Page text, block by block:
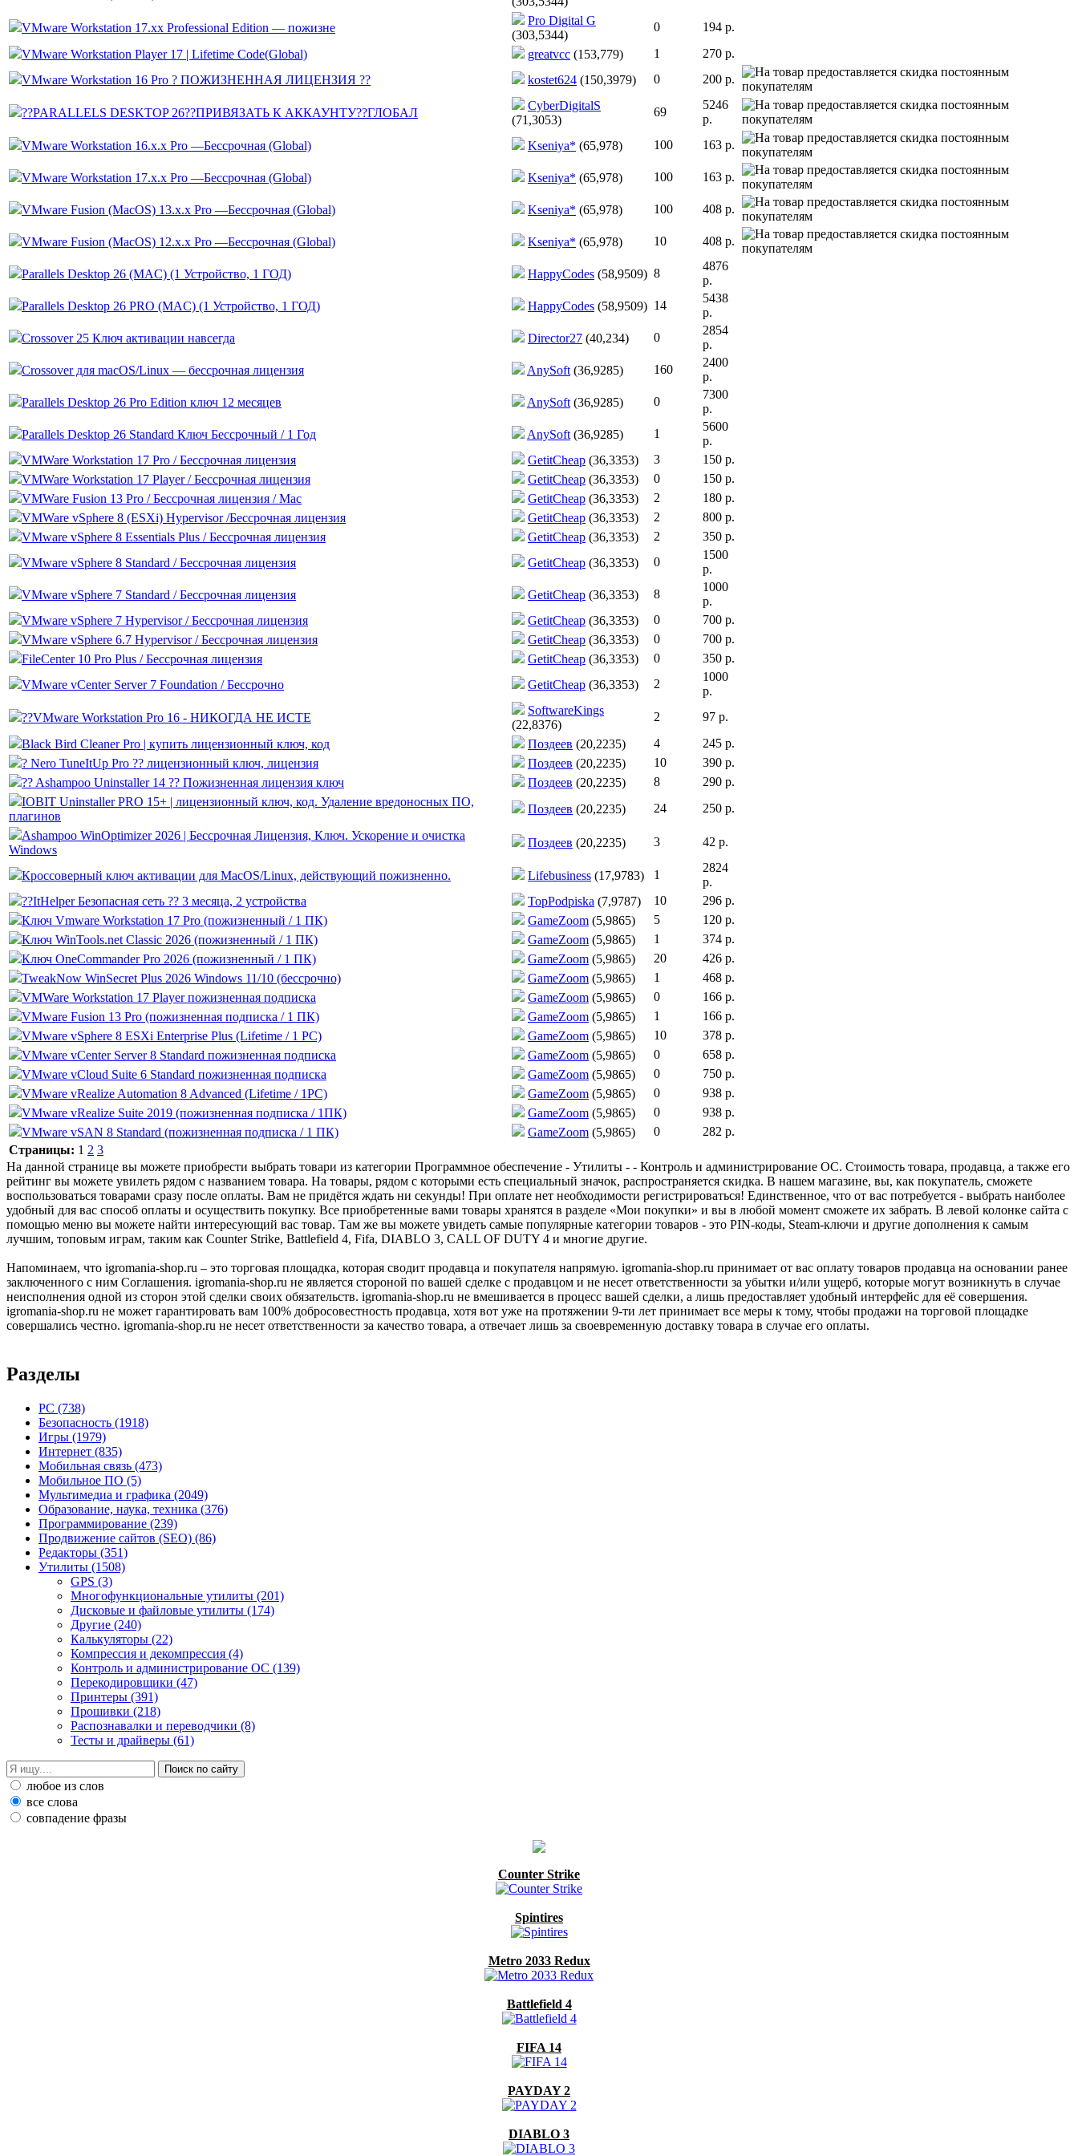
VMware Workstation 17.xx Professional Edition — пожизне
Pro Digital G
(303,5344)
0
194 р.
VMware Workstation Player 17 | Lifetime Code(Global)
greatvcc (153,779) 1
270 р.
VMware Workstation 16 Pro ? ПОЖИЗНЕННАЯ ЛИЦЕНЗИЯ ??
kostet624 (150,3979) 0 200 р.
??PARALLELS DESKTOP 26??ПРИВЯЗАТЬ К АККАУНТУ??ГЛОБАЛ
CyberDigitalS
(71,3053)
69
5246
р.
VMware Workstation 16.x.x Pro —Бессрочная (Global)
Kseniya* (65,978) 100 163 р.
VMware Workstation 17.x.x Pro —Бессрочная (Global) Kseniya* (65,978) 100 163 р.
VMware Fusion (MacOS) 13.x.x Pro —Бессрочная (Global) Kseniya* (65,978) 100 408 р.
VMware Fusion (MacOS) 12.x.x Pro —Бессрочная (Global) Kseniya* (65,978) 10 408 р.
Parallels Desktop 26 (MAC) (1 Устройство, 1 ГОД) HappyCodes (58,9509) 8
4876
р.
Parallels Desktop 26 PRO (MAC) (1 Устройство, 1 ГОД)
HappyCodes (58,9509) 14
5438
р.
Crossover 25 Ключ активации навсегда
Director27 (40,234) 0
2854
р.
Crossover для macOS/Linux — бессрочная лицензия
AnySoft (36,9285) 160
2400
р.
Parallels Desktop 26 Pro Edition ключ 12 месяцев
AnySoft (36,9285) 0
7300
р.
Parallels Desktop 26 Standard Ключ Бессрочный / 1 Год
AnySoft (36,9285) 1
5600
р.
VMWare Workstation 17 Pro / Бессрочная лицензия
GetitCheap (36,3353) 3
150 р.
VMWare Workstation 17 Player / Бессрочная лицензия
GetitCheap (36,3353) 0
150 р.
VMWare Fusion 13 Pro / Бессрочная лицензия / Mac
GetitCheap (36,3353) 2
180 р.
VMWare vSphere 8 (ESXi) Hypervisor /Бессрочная лицензия
GetitCheap (36,3353) 2
800 р.
VMware vSphere 8 Essentials Plus / Бессрочная лицензия
GetitCheap (36,3353) 2
350 р.
VMware vSphere 8 Standard / Бессрочная лицензия
GetitCheap (36,3353) 0
1500
р.
VMware vSphere 7 Standard / Бессрочная лицензия
GetitCheap (36,3353) 8
1000
р.
VMware vSphere 7 Hypervisor / Бессрочная лицензия
GetitCheap (36,3353) 0
700 р.
VMware vSphere 6.7 Hypervisor / Бессрочная лицензия
GetitCheap (36,3353) 0
700 р.
FileCenter 10 Pro Plus / Бессрочная лицензия
GetitCheap (36,3353) 0
350 р.
VMware vCenter Server 7 Foundation / Бессрочно
GetitCheap (36,3353) 2
1000
р.
??VMware Workstation Pro 16 - НИКОГДА НЕ ИСТЕ
SoftwareKings
(22,8376)
2
97 р.
Black Bird Cleaner Pro | купить лицензионный ключ, код
Поздеев (20,2235) 4
245 р.
? Nero TuneItUp Pro ?? лицензионный ключ, лицензия
Поздеев (20,2235) 10
390 р.
?? Ashampoo Uninstaller 14 ?? Пожизненная лицензия ключ
Поздеев (20,2235) 8
290 р.
IOBIT Uninstaller PRO 15+ | лицензионный ключ, код. Удаление вредоносных ПО,
плагинов
Поздеев (20,2235) 24
250 р.
Ashampoo WinOptimizer 2026 | Бессрочная Лицензия, Ключ. Ускорение и очистка
Windows
Поздеев (20,2235) 3 42 р.
Кроссоверный ключ активации для MacOS/Linux, действующий пожизненно. Lifebusiness (17,9783) 1
2824
р.
??ItHelper Безопасная сеть ?? 3 месяца, 2 устройства
TopPodpiska (7,9787) 10
296 р.
Ключ Vmware Workstation 17 Pro (пожизненный / 1 ПК)
GameZoom (5,9865) 5
120 р.
Ключ WinTools.net Classic 2026 (пожизненный / 1 ПК)
GameZoom (5,9865) 1
374 р.
Ключ OneCommander Pro 2026 (пожизненный / 1 ПК)
GameZoom (5,9865) 20
426 р.
TweakNow WinSecret Plus 2026 Windows 11/10 (бессрочно)
GameZoom (5,9865) 1
468 р.
VMWare Workstation 17 Player пожизненная подписка
GameZoom (5,9865) 0
166 р.
VMware Fusion 13 Pro (пожизненная подписка / 1 ПК)
GameZoom (5,9865) 1
166 р.
VMware vSphere 8 ESXi Enterprise Plus (Lifetime / 1 PC)
GameZoom (5,9865) 10
378 р.
VMware vCenter Server 8 Standard пожизненная подписка
GameZoom (5,9865) 0
658 р.
VMware vCloud Suite 6 Standard пожизненная подписка
GameZoom (5,9865) 0
750 р.
VMware vRealize Automation 8 Advanced (Lifetime / 1PC)
GameZoom (5,9865) 0
938 р.
VMware vRealize Suite 2019 (пожизненная подписка / 1ПК)
GameZoom (5,9865) 0
938 р.
VMware vSAN 8 Standard (пожизненная подписка / 1 ПК)
GameZoom (5,9865) 0
282 р.
Страницы: 1 2 3
На данной странице вы можете приобрести выбрать товари из категории Программное обеспечение - Утилиты - - Контроль и администрирование ОС. Стоимость товара, продавца, а также его
рейтинг вы можете увилеть рядом с названием товара. На товары, рядом с которыми есть специальный значок, распространяется скидка. В нашем магазине, вы, как покупатель, сможете
воспользоваться товарами сразу после оплаты. Вам не придётся ждать ни секунды! При оплате нет необходимости регистрироваться! Единственное, что от вас потребуется - выбрать наиболее
удобный для вас способ оплаты и осуществить покупку. Все приобретенные вами товары хранятся в разделе «Мои покупки» и вы в любой момент сможете их забрать. В левой колонке сайта с
помощью меню вы можете найти интересующий вас товар. Там же вы можете увидеть самые популярные категории товаров - это PIN-коды, Steam-ключи и другие дополнения к самым
лучшим, топовым играм, таким как Counter Strike, Battlefield 4, Fifa, DIABLO 3, CALL OF DUTY 4 и многие другие.
Напоминаем, что igromania-shop.ru – это торговая площадка, которая сводит продавца и покупателя напрямую. igromania-shop.ru принимает от вас оплату товаров продавца на основании ранее
заключенного с ним Соглашения. igromania-shop.ru не является стороной по вашей сделке с продавцом и не несет ответственности за убытки и/или ущерб, которые могут возникнуть в случае
неисполнения одной из сторон этой сделки своих обязательств. igromania-shop.ru не вмешивается в процесс вашей сделки, а лишь предоставляет удобный интерфейс для её совершения.
igromania-shop.ru не может гарантировать вам 100% добросовестность продавца, хотя вот уже на протяжении 9-ти лет принимает все меры к тому, чтобы продажи на торговой площадке
совершались честно. igromania-shop.ru не несет ответственности за качество товара, а отвечает лишь за своевременную доставку товара в случае его оплаты.
Разделы
PC (738)
Безопасность (1918)
Игры (1979)
Интернет (835)
Мобильная связь (473)
Мобильное ПО (5)
Мультимедиа и графика (2049)
Образование, наука, техника (376)
Программирование (239)
Продвижение сайтов (SEO) (86)
Редакторы (351)
Утилиты (1508)
GPS (3)
Mногофункциональные утилиты (201)
Дисковые и файловые утилиты (174)
Другие (240)
Калькуляторы (22)
Компрессия и декомпрессия (4)
Контроль и администрирование ОС (139)
Перекодировщики (47)
Принтеры (391)
Прошивки (218)
Распознавалки и переводчики (8)
Тесты и драйверы (61)
любое из слов
все слова
совпадение фразы
Counter Strike
Spintires
Metro 2033 Redux
Battlefield 4
FIFA 14
PAYDAY 2
DIABLO 3